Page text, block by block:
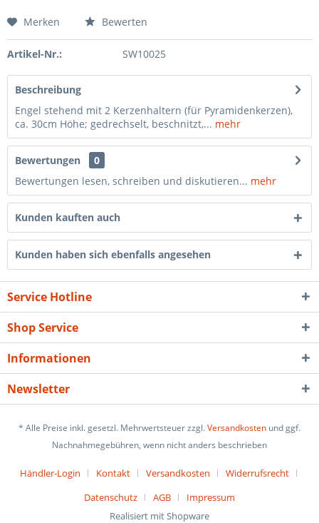
Merken Bewerten
Artikel-Nr.: SW10025
Beschreibung
Engel stehend mit 2 Kerzenhaltern (für Pyramidenkerzen),
ca. 30cm Höhe; gedrechselt, beschnitzt,... mehr
Bewertungen
0
Bewertungen lesen, schreiben und diskutieren... mehr
Kunden kauften auch
Kunden haben sich ebenfalls angesehen
Service Hotline
Shop Service
Informationen
Newsletter
* Alle Preise inkl. gesetzl. Mehrwertsteuer zzgl.Versandkosten und ggf.
Nachnahmegebühren, wenn nicht anders beschrieben
Händler-Login Kontakt Versandkosten
Widerrufsrecht
Datenschutz
AGB
Impressum
Realisiert mit Shopware